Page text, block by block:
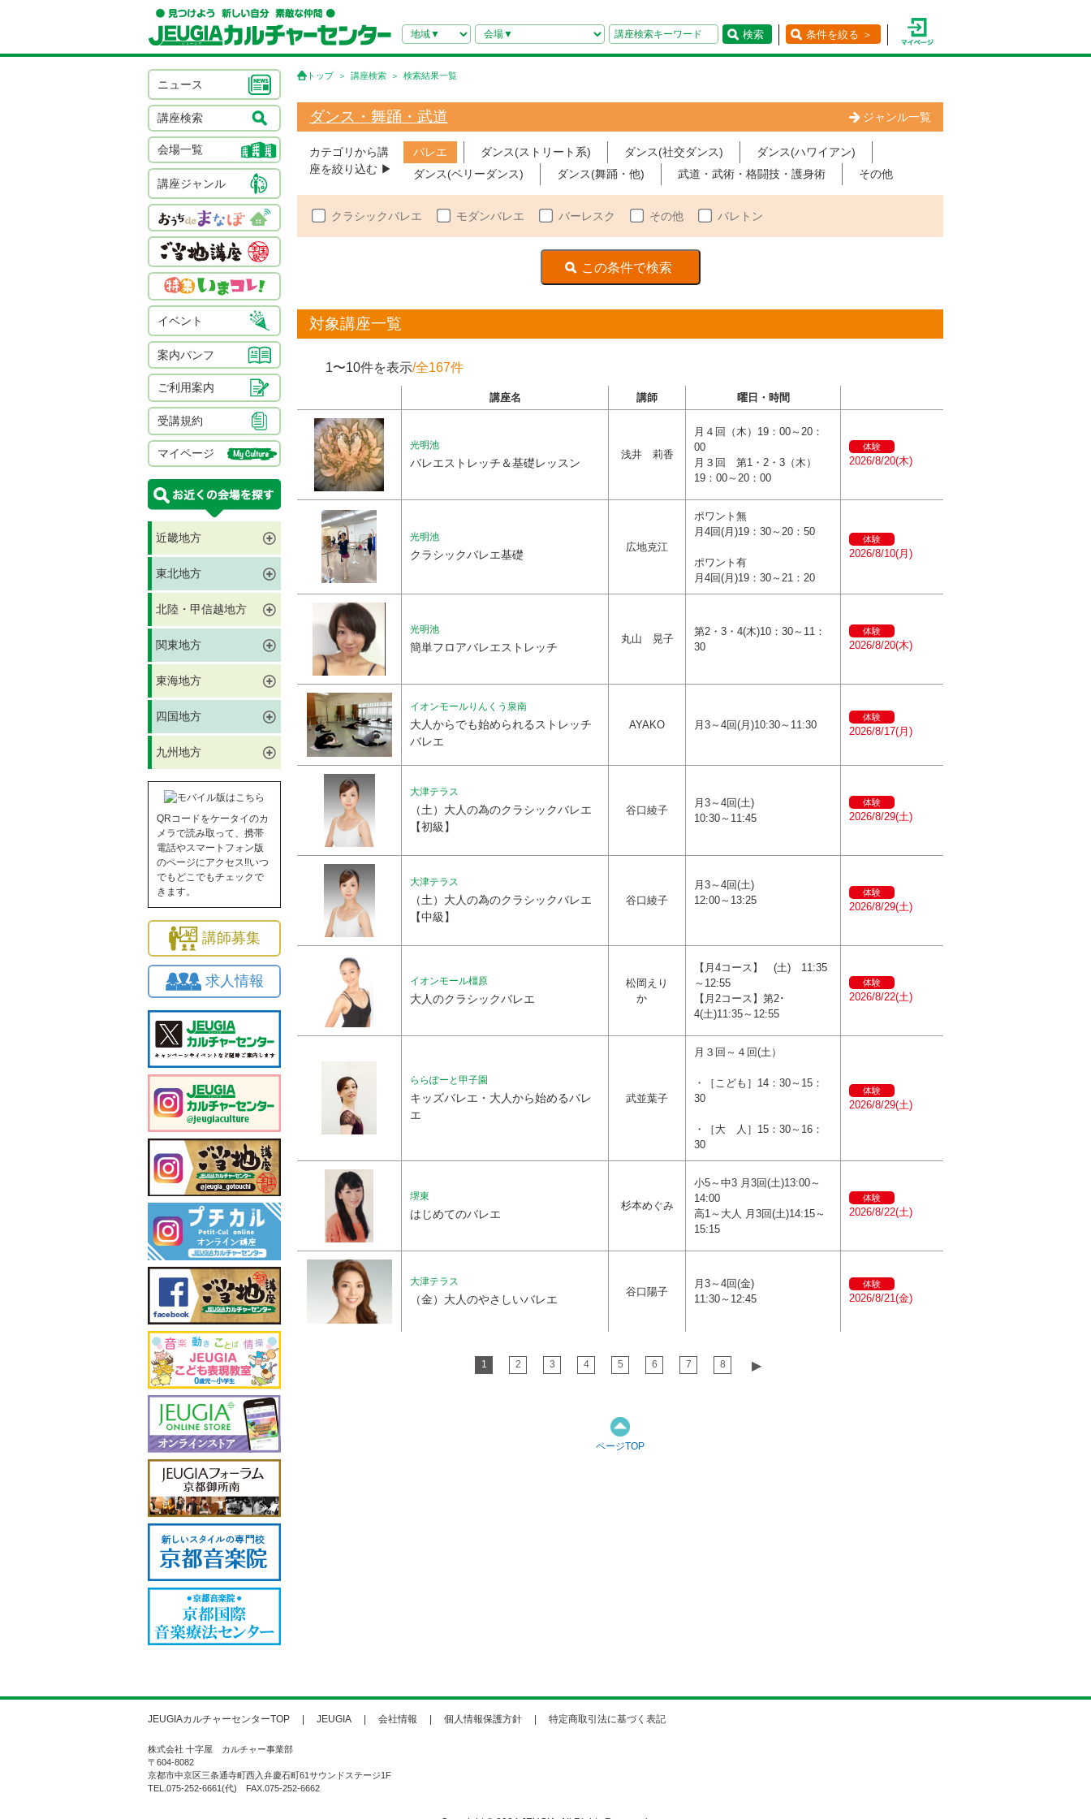
検索 条件を絞る ＞
ニュース
講座検索
会場一覧
講座ジャンル
イベント
案内パンフ
ご利用案内
受講規約
マイページ
近畿地方
東北地方
北陸・甲信越地方
関東地方
東海地方
四国地方
九州地方
QRコードをケータイのカ
メラで読み取って、携帯
電話やスマートフォン版
のページにアクセス!!いつ
でもどこでもチェックで
きます。
講師募集
求人情報
トップ 講座検索 検索結果一覧
ダンス・舞踊・武道 ジャンル一覧
カテゴリから講
座を絞り込む ▶︎
バレエ ダンス(ストリート系) ダンス(社交ダンス)
ダンス(ハワイアン)
ダンス(ベリーダンス)
ダンス(舞踊・他) 武道・武術・格闘技・護身術 その他
クラシックバレエ モダンバレエ バーレスク その他 バレトン
対象講座一覧
1〜10件を表示/全167件
講座名 講師 曜日・時間
光明池
バレエストレッチ＆基礎レッスン
浅井 莉香
月４回（木）19：00～20：
00
月３回 第1・2・3（木）
19：00～20：00
体験
2026/8/20(木)
光明池
クラシックバレエ基礎
広地克江
ポワント無
月4回(月)19：30～20：50
ポワント有
月4回(月)19：30～21：20
体験
2026/8/10(月)
光明池
簡単フロアバレエストレッチ
丸山 晃子
第2・3・4(木)10：30～11：
30
体験
2026/8/20(木)
イオンモールりんくう泉南
大人からでも始められるストレッチ
バレエ
AYAKO 月3～4回(月)10:30～11:30
体験
2026/8/17(月)
大津テラス
（土）大人の為のクラシックバレエ
【初級】
谷口綾子
月3～4回(土)
10:30～11:45
体験
2026/8/29(土)
大津テラス
（土）大人の為のクラシックバレエ
【中級】
谷口綾子
月3～4回(土)
12:00～13:25
体験
2026/8/29(土)
イオンモール橿原
大人のクラシックバレエ
松岡えり
か
【月4コース】 (土) 11:35
～12:55
【月2コース】第2･
4(土)11:35～12:55
体験
2026/8/22(土)
ららぽーと甲子園
キッズバレエ・大人から始めるバレ
エ
武並葉子
月３回～４回(土）
・［こども］14：30～15：
30
・［大 人］15：30～16：
30
体験
2026/8/29(土)
堺東
はじめてのバレエ
杉本めぐみ
小5～中3 月3回(土)13:00～
14:00
高1～大人 月3回(土)14:15～
15:15
体験
2026/8/22(土)
大津テラス
（金）大人のやさしいバレエ
谷口陽子
月3～4回(金)
11:30～12:45
体験
2026/8/21(金)
1 2 3 4 5 6 7 8 ▶︎
ページTOP
JEUGIAカルチャーセンターTOP JEUGIA 会社情報 個人情報保護方針 特定商取引法に基づく表記
株式会社 十字屋 カルチャー事業部
〒604-8082
京都市中京区三条通寺町西入弁慶石町61サウンドステージ1F
TEL.075-252-6661(代) FAX.075-252-6662